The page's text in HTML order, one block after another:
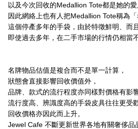
以及今次回收的Medallion Tote都是她的愛
因此網絡上也有人把Medallion Tote稱為「
這個停產多年的手袋，由於特徵鮮明、而
即使過去多年，在二手市場的行情仍相當不
名牌物品估值是複合而不是單一計算，
狀態會直接影響回收價值外，
品牌、款式的流行程度亦同樣對價格有影
流行度高、辨識度高的手袋皮具往往更受
回收價格亦因此而上升。
Jewel Cafe 不斷更新世界各地有關奢侈品